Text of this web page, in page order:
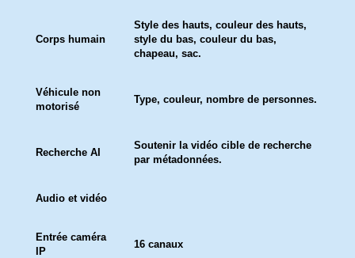
Corps humain
Style des hauts, couleur des hauts,
style du bas, couleur du bas,
chapeau, sac.
Véhicule non
motorisé
Type, couleur, nombre de personnes.
Recherche AI
Soutenir la vidéo cible de recherche
par métadonnées.
Audio et vidéo
Entrée caméra
IP
16 canaux